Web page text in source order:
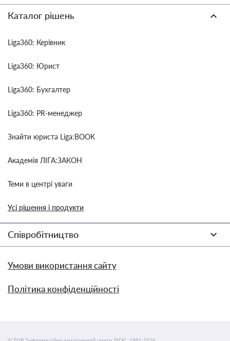
Каталог рішень
Liga360: Керівник
Liga360: Юрист
Liga360: Бухгалтер
Liga360: PR-менеджер
Знайти юриста Liga:BOOK
Академія ЛІГА:ЗАКОН
Теми в центрі уваги
Усі рішення і продукти
Співробітництво
Умови використання сайту
Політика конфіденційності